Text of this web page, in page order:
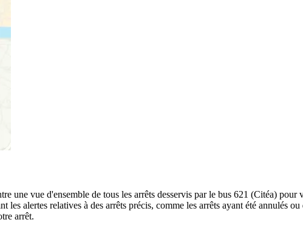
une vue d'ensemble de tous les arrêts desservis par le bus 621 (Citéa) pour
alertes relatives à des arrêts précis, comme les arrêts ayant été annulés
arrêt.